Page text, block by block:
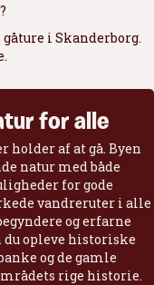
i Skanderborg.
for alle
holder af at gå. Byen
natur med både
for gode
vandreruter i alle
og erfarne
opleve historiske
og de gamle
rige historie.